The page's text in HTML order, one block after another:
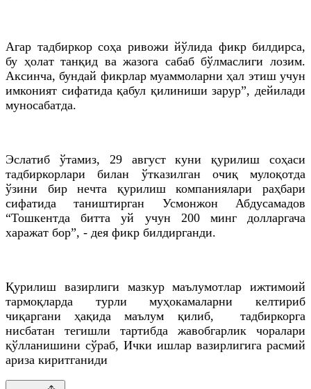
Агар тадбиркор соҳа ривожи йўлида фикр билдирса,
бу ҳолат танқид ва жазога сабаб бўлмаслиги лозим.
Аксинча, бундай фикрлар муаммоларни ҳал этиш учун
имконият сифатида қабул қилиниши зарур”, дейилади
муносабатда.
Эслатиб ўтамиз, 29 август куни қурилиш соҳаси
тадбиркорлари билан ўтказилган очиқ мулоқотда
ўзини бир нечта қурилиш компаниялари раҳбари
сифатида таништирган Усмонжон Абдусамадов
“Тошкентда битта уй учун 200 минг долларгача
харажат бор”, - дея фикр билдирганди.
Қурилиш вазирлиги мазкур маълумотлар ижтимоий
тармоқларда турли муҳокамаларни келтириб
чиқаргани ҳақида маълум қилиб, тадбиркорга
нисбатан тегишли тартибда жавобгарлик чоралари
қўлланишини сўраб, Ички ишлар вазирлигига расмий
ариза киритганиди